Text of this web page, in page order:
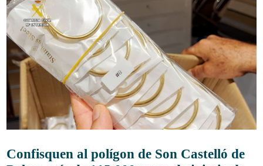
Confisquen al polígon de Son Castelló de